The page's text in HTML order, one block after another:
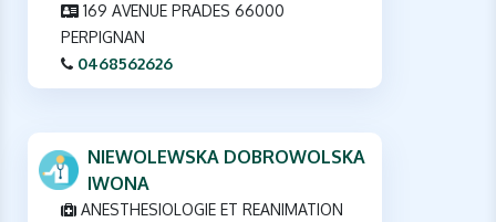
169 AVENUE PRADES 66000
PERPIGNAN
0468562626
NIEWOLEWSKA DOBROWOLSKA
IWONA
ANESTHESIOLOGIE ET REANIMATION